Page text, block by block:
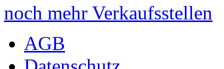
noch mehr Verkaufsstellen
AGB